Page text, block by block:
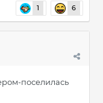
1 6
поселилась